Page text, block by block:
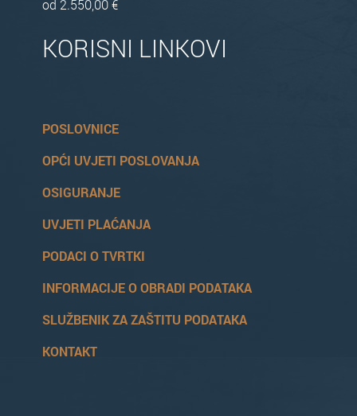
od 2.550,00 €
KORISNI LINKOVI
POSLOVNICE
OPĆI UVJETI POSLOVANJA
OSIGURANJE
UVJETI PLAĆANJA
PODACI O TVRTKI
INFORMACIJE O OBRADI PODATAKA
SLUŽBENIK ZA ZAŠTITU PODATAKA
KONTAKT